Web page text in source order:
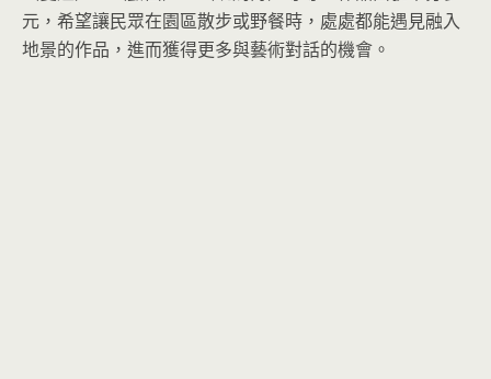
元，希望讓民眾在園區散步或野餐時，處處都能遇見融入
地景的作品，進而獲得更多與藝術對話的機會。